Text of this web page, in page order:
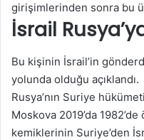
girişimlerinden sonra bu
İsrail
Bu kişinin İsrail’in
yolunda olduğu açıklandı.
Rusya’nın Suriye
Moskova 2019’da
kemiklerinin Suriye’den